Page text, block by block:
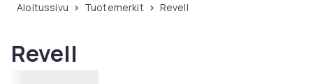
Aloitussivu Tuotemerkit Revell
Revell